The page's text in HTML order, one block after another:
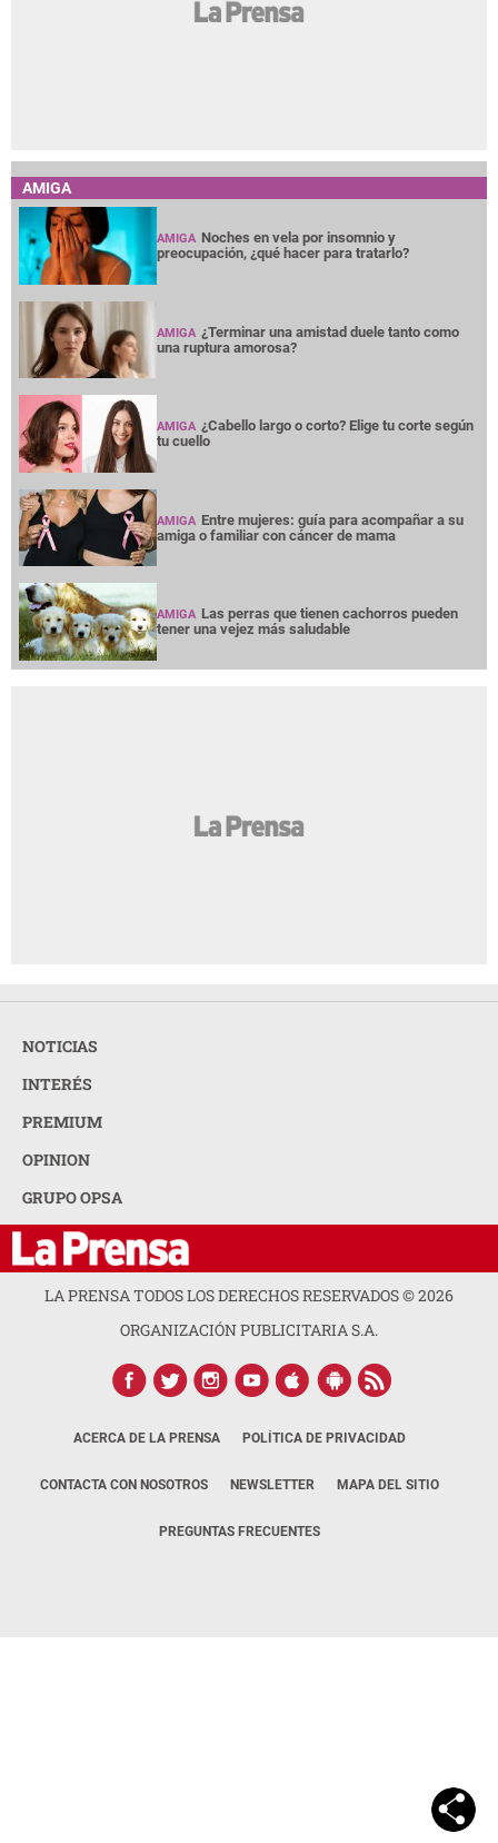
AMIGA
AMIGA Noches en vela por insomnio y
preocupación, ¿qué hacer para tratarlo?
AMIGA ¿Terminar una amistad duele tanto como
una ruptura amorosa?
AMIGA ¿Cabello largo o corto? Elige tu corte según
tu cuello
AMIGA Entre mujeres: guía para acompañar a su
amiga o familiar con cáncer de mama
AMIGA Las perras que tienen cachorros pueden
tener una vejez más saludable
NOTICIAS
INTERÉS
PREMIUM
OPINION
GRUPO OPSA
LA PRENSA TODOS LOS DERECHOS RESERVADOS ©2026
ORGANIZACIÓN PUBLICITARIA S.A.
ACERCA DE LA PRENSA POLÍTICA DE PRIVACIDAD
CONTACTA CON NOSOTROS NEWSLETTER MAPA DEL SITIO
PREGUNTAS FRECUENTES